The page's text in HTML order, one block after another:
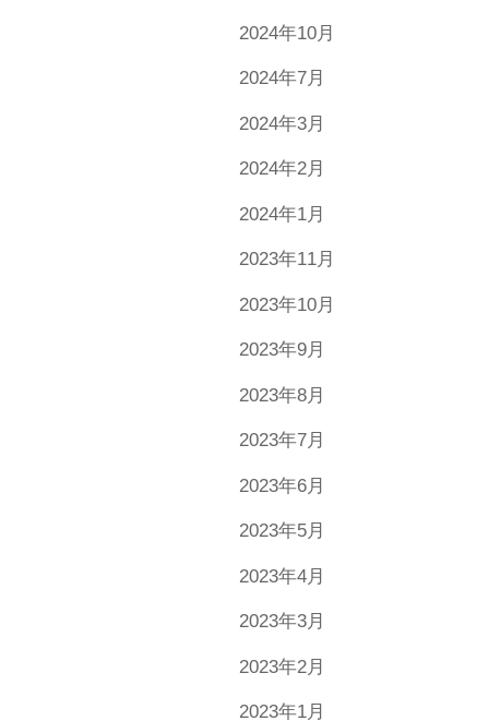
2024年10月
2024年7月
2024年3月
2024年2月
2024年1月
2023年11月
2023年10月
2023年9月
2023年8月
2023年7月
2023年6月
2023年5月
2023年4月
2023年3月
2023年2月
2023年1月